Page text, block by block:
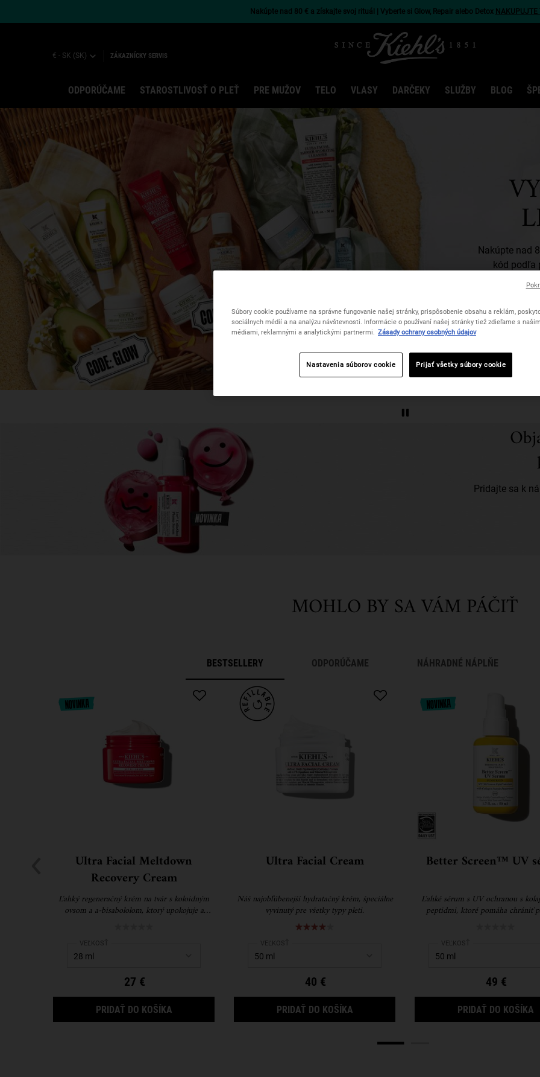
Nakúpte nad 80 € a získajte svoj rituál | Vyberte si Glow, Repair alebo Detox NAKUPUJTE
€ - SK (SK) ZÁKAZNÍCKY SERVIS
ODPORÚČAME STAROSTLIVOSŤ O PLEŤ PRE MUŽOV TELO VLASY DARČEKY SLUŽBY BLOG
Main content
Nakúpte nad
kód podľa
Pridajte sa k
MOHLO BY SA VÁM PÁČIŤ
BESTSELLERY ODPORÚČAME NÁHRADNÉ NÁPLŇE
Ultra Facial Meltdown
Recovery Cream
Ľahký regeneračný krém na tvár s koloidným
ovsom a a-bisabololom, ktorý upokojuje a
Select a
VEĽKOSŤ
27 €
PRIDAŤ DO KOŠÍKA ULTRA FACIAL MELTDOWN RECOVERY CREAM
Ultra Facial Cream
Náš najobľúbenejší hydratačný krém, špeciálne
vyvinutý pre všetky typy pleti.
Select a
VEĽKOSŤ
40 €
PRIDAŤ DO KOŠÍKA
Better Screen™ UV
Ľahké sérum s UV ochranou s
peptidmi, ktoré pomáha chrániť
Select a
VEĽKOSŤ
49 €
PRIDAŤ DO KOŠÍKA
Súbory cookie používame na správne fungovanie našej stránky, prispôsobenie obsahu a reklám,
sociálnych médií a na analýzu návštevnosti. Informácie o používaní našej stránky tiež zdieľame s
médiami, reklamnými a analytickými partnermi. Zásady ochrany osobných údajov
Nastavenia súborov cookie Prijať všetky súbory cookie